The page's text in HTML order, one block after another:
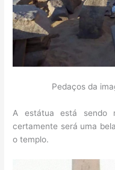
Pedaços da
A estátua está sendo
certamente será uma
o templo.